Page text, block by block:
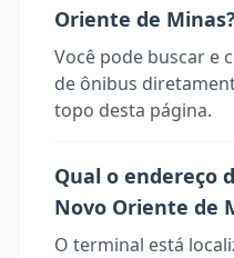
Oriente de Minas?
Você pode buscar e
de ônibus
topo desta página.
Qual o endereço
Novo Oriente de
O terminal está